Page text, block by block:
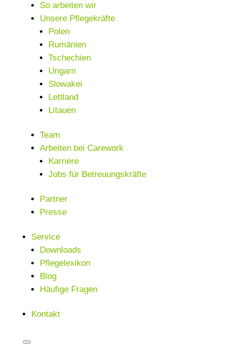
So arbeiten wir
Unsere Pflegekräfte
Polen
Rumänien
Tschechien
Ungarn
Slowakei
Lettland
Litauen
Team
Arbeiten bei Carework
Karriere
Jobs für Betreuungskräfte
Partner
Presse
Service
Downloads
Pflegelexikon
Blog
Häufige Fragen
Kontakt